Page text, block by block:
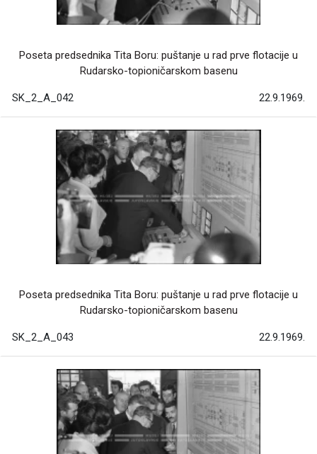
Poseta predsednika Tita Boru: puštanje u rad prve flotacije u
Rudarsko-topioničarskom basenu
SK_2_A_042 22.9.1969.
Poseta predsednika Tita Boru: puštanje u rad prve flotacije u
Rudarsko-topioničarskom basenu
SK_2_A_043 22.9.1969.